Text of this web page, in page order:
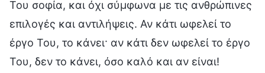
Του σοφία, και όχι σύμφωνα με τις ανθρώπινες
επιλογές και αντιλήψεις. Αν κάτι ωφελεί το
έργο Του, το κάνει· αν κάτι δεν ωφελεί το έργο
Του, δεν το κάνει, όσο καλό και αν είναι!